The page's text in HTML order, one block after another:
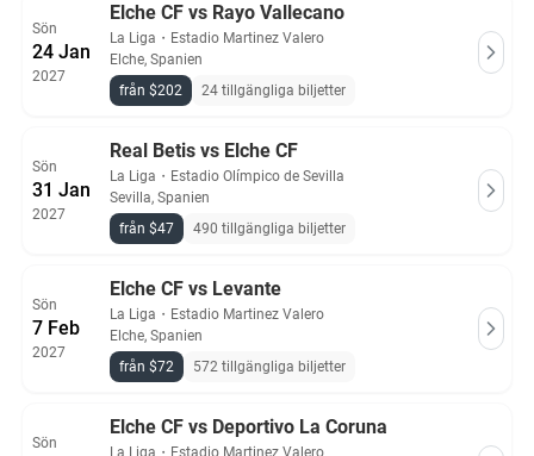
Sön
24 Jan
2027
Elche CF vs Rayo Vallecano
La Liga ・ Estadio Martinez Valero
Elche, Spanien
från $202
24 tillgängliga biljetter
Sön
31 Jan
2027
Real Betis vs Elche CF
La Liga ・ Estadio Olímpico de Sevilla
Sevilla, Spanien
från $47
490 tillgängliga biljetter
Sön
7 Feb
2027
Elche CF vs Levante
La Liga ・ Estadio Martinez Valero
Elche, Spanien
från $72
572 tillgängliga biljetter
Sön
Elche CF vs Deportivo La Coruna
La Liga ・ Estadio Martinez Valero